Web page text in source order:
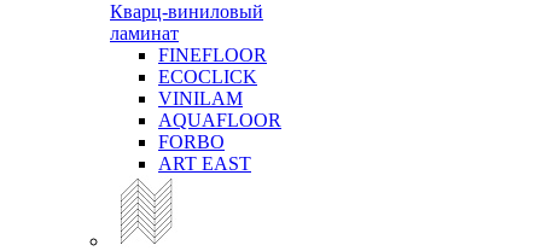
Кварц-виниловый
ламинат
FINEFLOOR
ECOCLICK
VINILAM
AQUAFLOOR
FORBO
ART EAST